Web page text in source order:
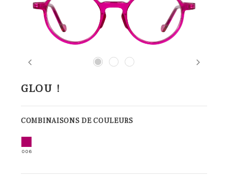
Previous Next
GLOU !
COMBINAISONS DE COULEURS
006